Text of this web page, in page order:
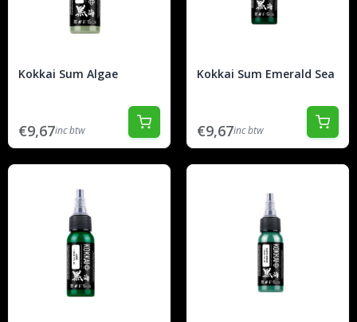
Kokkai Sum Algae
€9,67inc btw
Kokkai Sum Emerald Sea
€9,67inc btw